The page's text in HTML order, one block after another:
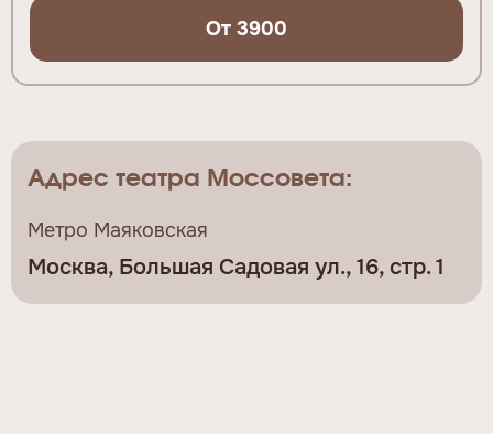
От 3900
Адрес театра Моссовета:
Метро Маяковская
Москва, Большая Садовая ул., 16, стр. 1